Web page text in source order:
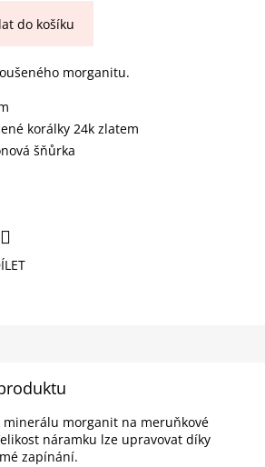
do košíku
morganitu.
korálky 24k zlatem
šňůrka
minerálu morganit na meruňkové
náramku lze upravovat díky
zapínání.